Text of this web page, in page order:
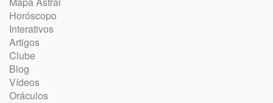
Horóscopo
Interativos
Artigos
Clube
Blog
Vídeos
Oráculos